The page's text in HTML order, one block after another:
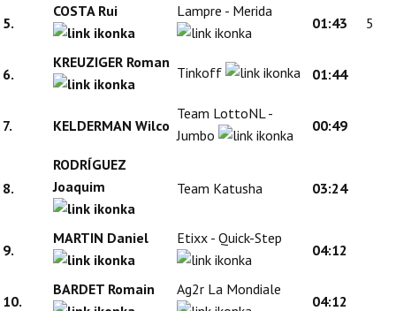
5.
COSTA Rui Lampre - Merida
01:43 5
6.
KREUZIGER Roman
Tinkoff 01:44
7. KELDERMAN Wilco
Team LottoNL -
Jumbo
00:49
8.
RODRÍGUEZ
Joaquim
Team Katusha 03:24
9.
MARTIN Daniel Etixx - Quick-Step
04:12
10.
BARDET Romain Ag2r La Mondiale
04:12